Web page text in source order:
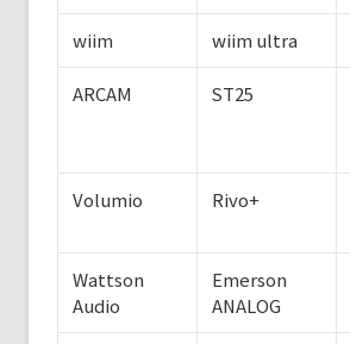
wiim wiim ultra
ARCAM ST25
Volumio Rivo+
Wattson
Audio
Emerson
ANALOG